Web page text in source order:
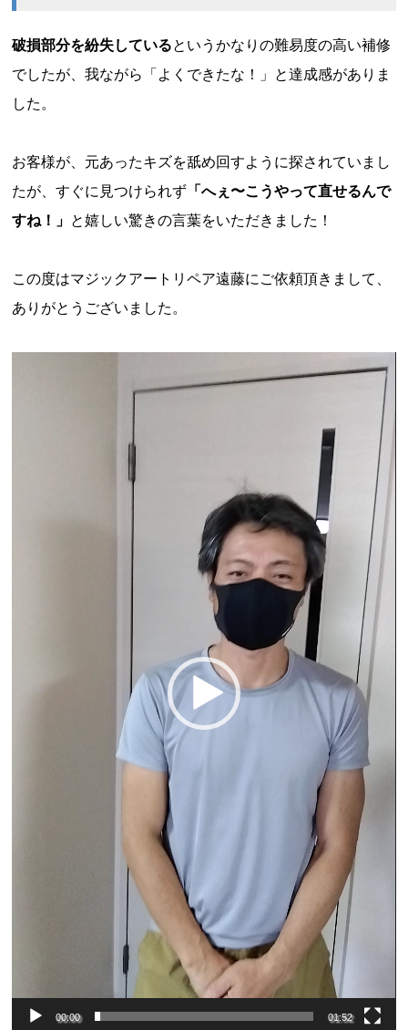
破損部分を紛失しているというかなりの難易度の高い補修
でしたが、我ながら「よくできたな！」と達成感がありま
した。
お客様が、元あったキズを舐め回すように探されていまし
たが、すぐに見つけられず 「へぇ〜こうやって直せるんで
すね！」 と嬉しい驚きの言葉をいただきました！
この度はマジックアートリペア遠藤にご依頼頂きまして、
ありがとうございました。
00:00 01:52